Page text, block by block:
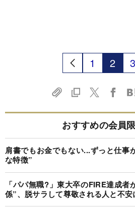
1 2 3
おすすめの会員
肩書でもお金でもない...ずっと仕事
な特徴”
「パパ無職?」東大卒のFIRE達成
係”、脱サラして尊敬される人と不